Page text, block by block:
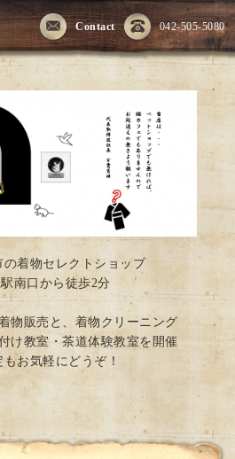
042-505-5080
Contact
の着物セレクトショップ
南口から徒歩2分
物販売と、着物クリーニング
け教室・茶道体験教室を開催
お気軽にどうぞ！